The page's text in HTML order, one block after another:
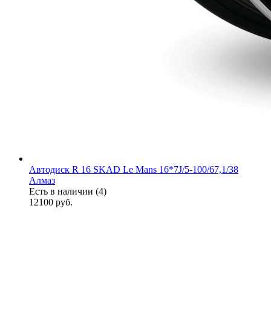
Автодиск R 16 SKAD Le Mans 16*7J/5-100/67,1/38
Алмаз
Есть в наличии (4)
12100 руб.